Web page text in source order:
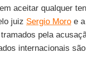
aceitar qualquer
juiz Sergio Moroe a
pela
internacionais